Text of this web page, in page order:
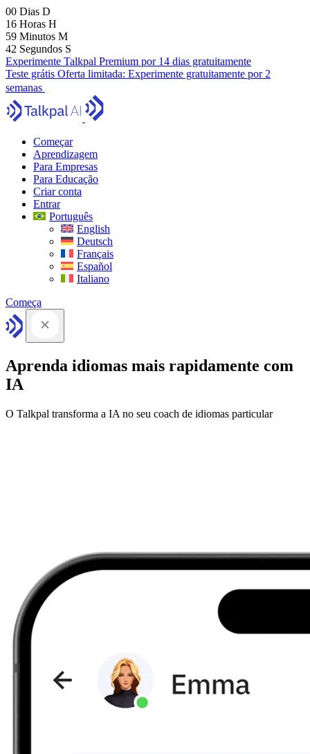
00 Dias D
16 Horas H
59 Minutos M
41 Segundos S
Experimente Talkpal Premium por 14 dias gratuitamente
Teste grátis Oferta limitada: Experimente gratuitamente por 2
semanas
Começar
Aprendizagem
Para Empresas
Para Educação
Criar conta
Entrar
Português
English
Deutsch
Français
Español
Italiano
Começa
Aprenda idiomas mais rapidamente com
IA
O Talkpal transforma a IA no seu coach de idiomas particular